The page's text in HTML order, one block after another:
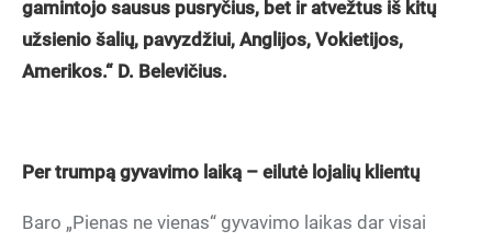
gamintojo sausus pusryčius, bet ir atvežtus iš kitų
užsienio šalių, pavyzdžiui, Anglijos, Vokietijos,
Amerikos.“ D. Belevičius.
Per trumpą gyvavimo laiką – eilutė lojalių klientų
Baro „Pienas ne vienas“ gyvavimo laikas dar visai